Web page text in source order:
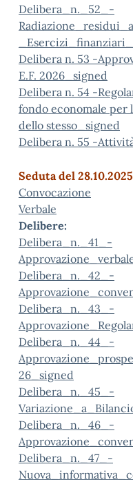
Delibera_n._52_-
Delibera n. 53 -
E.F. 2026_signed
Delibera n. 54 -
fondo economale per
dello stesso_signed
Delibera n. 55 -
Seduta del 28.10.2025
Convocazione
Verbale
Delibere:
Delibera_n._41_-
Delibera_n._42_-
Delibera_n._43_-
Delibera_n._44_-
26_signed
Delibera_n._45_-
Delibera_n._46_-
Delibera_n._47_-